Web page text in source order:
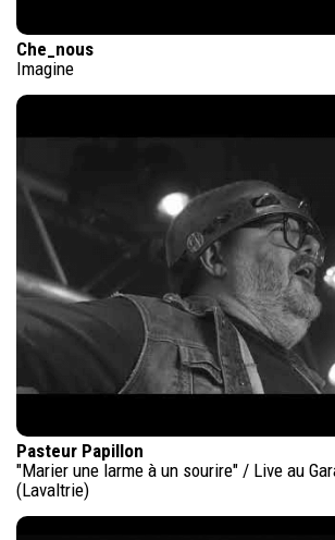
Che_nous
Imagine
Pasteur Papillon
"Marier une larme à un sourire" / Live au
(Lavaltrie)